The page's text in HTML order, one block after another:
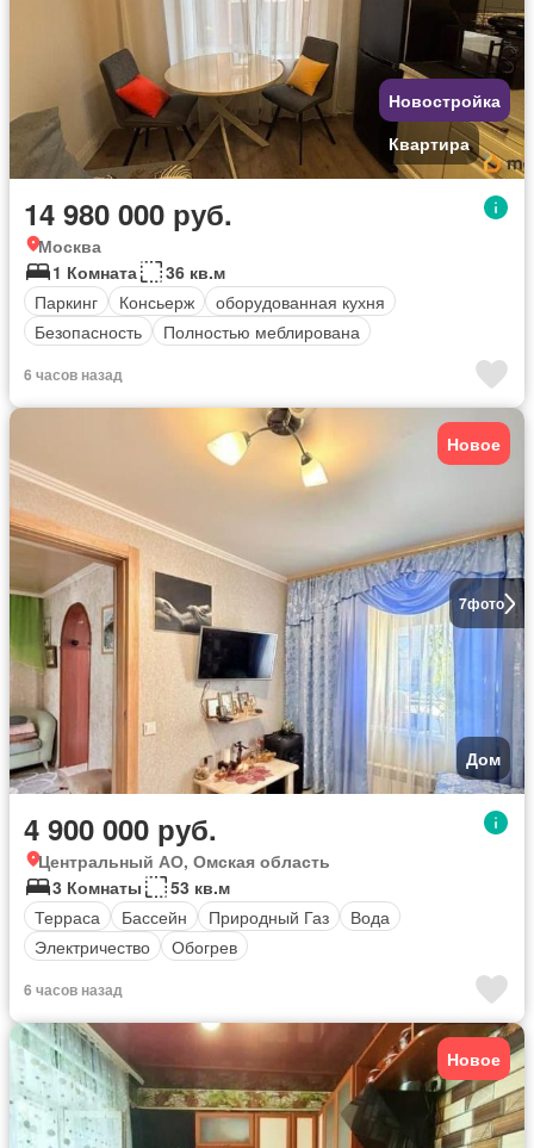
Новостройка
Квартира
14 980 000 руб.
Москва
1 Комната
36 кв.м
Паркинг
Консьерж
оборудованная кухня
Безопасность
Полностью меблирована
6 часов назад
7фото
Новое
Дом
4 900 000 руб.
Центральный АО, Омская область
3 Комнаты
53 кв.м
Терраса
Бассейн Природный Газ
Вода
Электричество
Обогрев
6 часов назад
Новое